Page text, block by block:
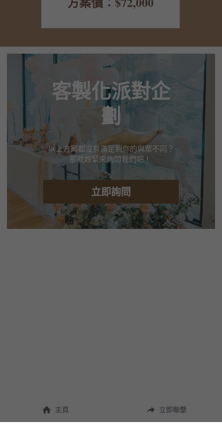
客製化派對企
劃
以上方案都沒有滿足到你的與眾不同？
那就趕緊來詢問我們吧！
立即詢問
主頁 立即聯繫